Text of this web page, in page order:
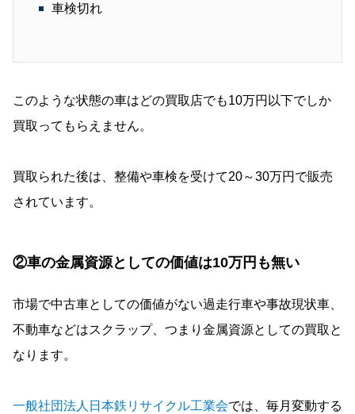
車検切れ
このような状態の車はどの買取店でも10万円以下でしか
買取ってもらえません。
買取られた後は、整備や車検を受けて20～30万円で販売
されています。
②車の金属資源としての価値は10万円も無い
市場で中古車としての価値がない過走行車や事故現状車、
不動車などはスクラップ、つまり金属資源としての買取と
なります。
一般社団法人日本鉄リサイクル工業会では、毎月変動する